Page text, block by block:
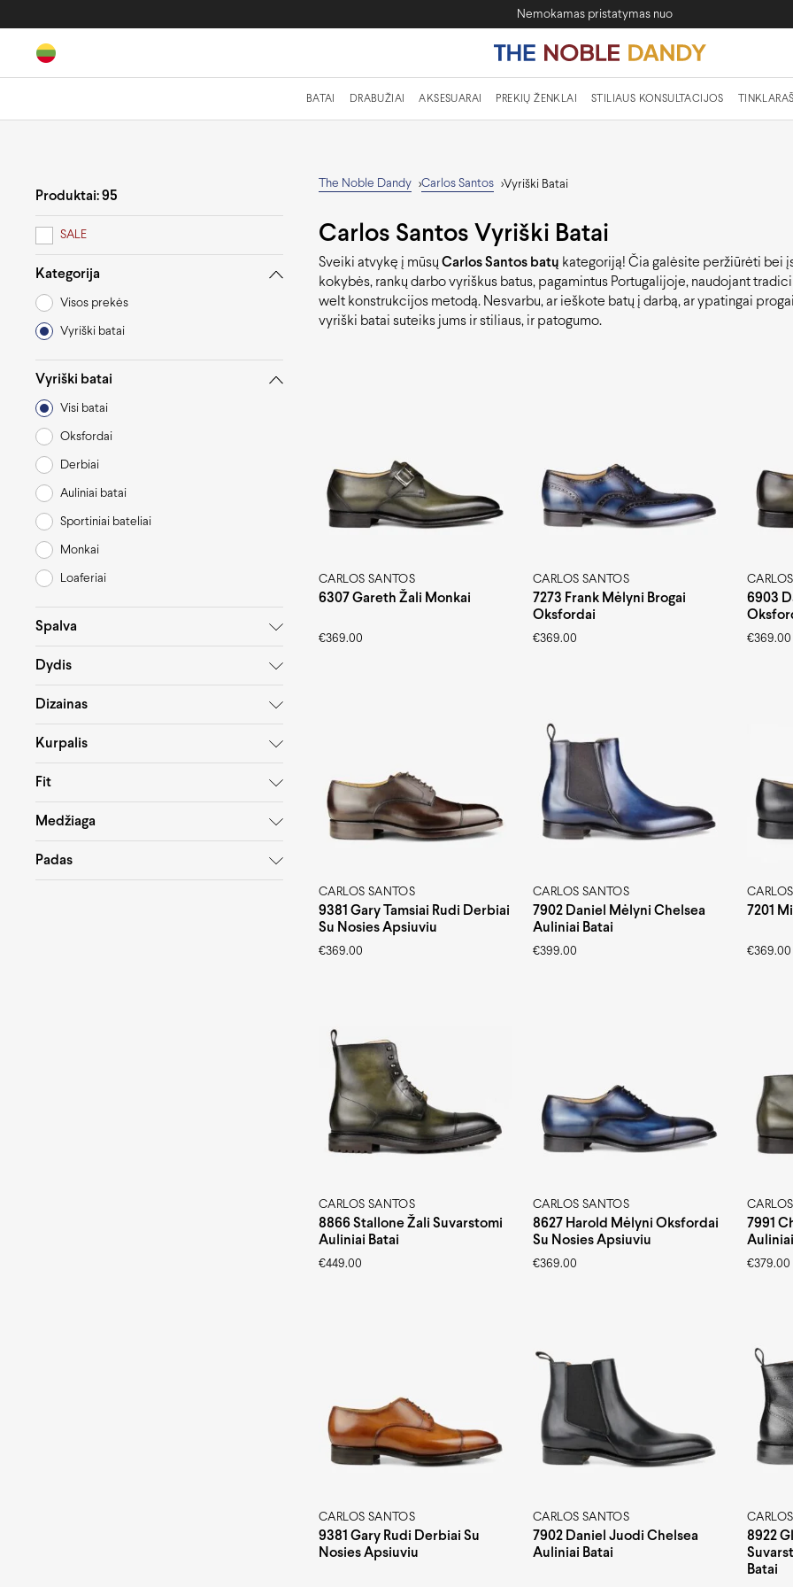
Nemokamas pristatymas nuo
BATAI DRABUŽIAI AKSESUARAI PREKIŲ ŽENKLAI STILIAUS KONSULTACIJOS
Produktai: 95
SALE
Kategorija
Visos prekės
Vyriški batai
Vyriški batai
Visi batai
Oksfordai
Derbiai
Auliniai batai
Sportiniai bateliai
Monkai
Loaferiai
Spalva
Dydis
Dizainas
Kurpalis
Fit
Medžiaga
Padas
The Noble Dandy >Carlos Santos >Vyriški Batai
Carlos Santos Vyriški Batai
Sveiki atvykę į mūsų Carlos Santos batų kategoriją! Čia galėsite peržiūrėti bei
kokybės, rankų darbo vyriškus batus, pagamintus Portugalijoje, naudojant
welt konstrukcijos metodą. Nesvarbu, ar ieškote batų į darbą, ar ypatingai
vyriški batai suteiks jums ir stiliaus, ir patogumo.
CARLOS SANTOS
6307 Gareth Žali Monkai
€369.00
CARLOS SANTOS
7273 Frank Mėlyni Brogai
Oksfordai
€369.00
6903
€369.00
CARLOS SANTOS
9381 Gary Tamsiai Rudi Derbiai
Su Nosies Apsiuviu
€369.00
CARLOS SANTOS
7902 Daniel Mėlyni Chelsea
Auliniai Batai
€399.00
7201
€369.00
CARLOS SANTOS
8866 Stallone Žali Suvarstomi
Auliniai Batai
€449.00
CARLOS SANTOS
8627 Harold Mėlyni Oksfordai
Su Nosies Apsiuviu
€369.00
7991
€379.00
CARLOS SANTOS
9381 Gary Rudi Derbiai Su
Nosies Apsiuviu
CARLOS SANTOS
7902 Daniel Juodi Chelsea
Auliniai Batai
8922
Batai